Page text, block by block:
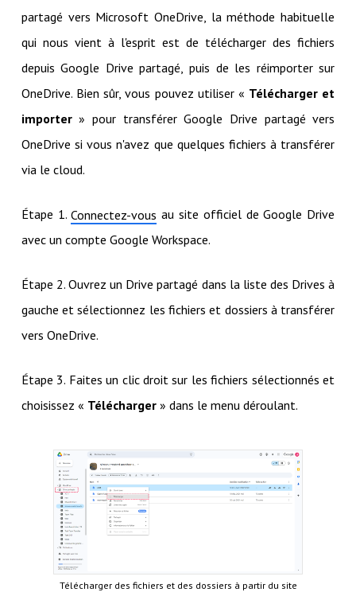
partagé vers Microsoft OneDrive, la méthode habituelle
qui nous vient à l'esprit est de télécharger des fichiers
depuis Google Drive partagé, puis de les réimporter sur
OneDrive. Bien sûr, vous pouvez utiliser « Télécharger et
importer» pour transférer Google Drive partagé vers
OneDrive si vous n'avez que quelques fichiers à transférer
via le cloud.
Étape 1.Connectez-vous au site officiel de Google Drive
avec un compte Google Workspace.
Étape 2. Ouvrez un Drive partagé dans la liste des Drives à
gauche et sélectionnez les fichiers et dossiers à transférer
vers OneDrive.
Étape 3. Faites un clic droit sur les fichiers sélectionnés et
choisissez « Télécharger» dans le menu déroulant.
Télécharger des fichiers et des dossiers à partir du site